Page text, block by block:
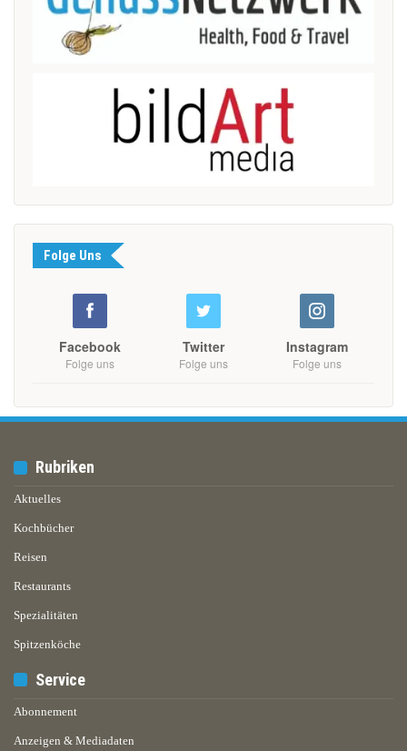
Folge Uns
Facebook
Folge uns
Twitter
Folge uns
Instagram
Folge uns
Rubriken
Aktuelles
Kochbücher
Reisen
Restaurants
Spezialitäten
Spitzenköche
Service
Abonnement
Anzeigen & Mediadaten